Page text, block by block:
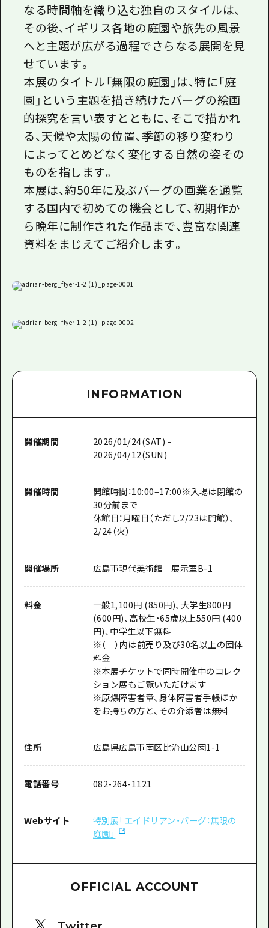
なる時間軸を織り込む独自のスタイルは、
その後、イギリス各地の庭園や旅先の風景
へと主題が広がる過程でさらなる展開を見
せています。
本展のタイトル「無限の庭園」は、特に「庭
園」という主題を描き続けたバーグの絵画
的探究を言い表すとともに、そこで描かれ
る、天候や太陽の位置、季節の移り変わり
によってとめどなく変化する自然の姿その
ものを指します。
本展は、約50年に及ぶバーグの画業を通覧
する国内で初めての機会として、初期作か
ら晩年に制作された作品まで、豊富な関連
資料をまじえてご紹介します。
INFORMATION
開催期間
2026/01/24(SAT) -
2026/04/12(SUN)
開催時間
開館時間：10:00–17:00※入場は閉館の
30分前まで
休館日：月曜日（ただし2/23は開館）、
2/24（火）
開催場所 広島市現代美術館 展示室B-1
料金
一般1,100円 (850円)、大学生800円
(600円)、高校生・65歳以上550円 (400
円)、中学生以下無料
※（ ）内は前売り及び30名以上の団体
料金
※本展チケットで同時開催中のコレク
ション展もご覧いただけます
※原爆障害者章、身体障害者手帳ほか
をお持ちの方と、その介添者は無料
住所 広島県広島市南区比治山公園1-1
電話番号 082-264-1121
Webサイト
特別展「エイドリアン・バーグ：無限の
庭園」
OFFICIAL ACCOUNT